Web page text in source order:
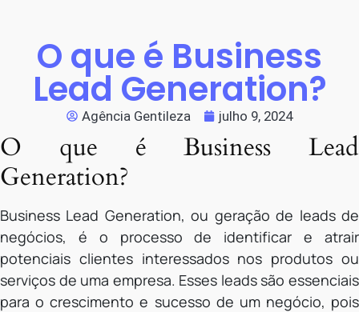
O que é Business
Lead Generation?
Agência Gentileza julho 9, 2024
O que é Business Lead
Generation?
Business Lead Generation, ou geração de leads de
negócios, é o processo de identificar e atrair
potenciais clientes interessados nos produtos ou
serviços de uma empresa. Esses leads são essenciais
para o crescimento e sucesso de um negócio, pois